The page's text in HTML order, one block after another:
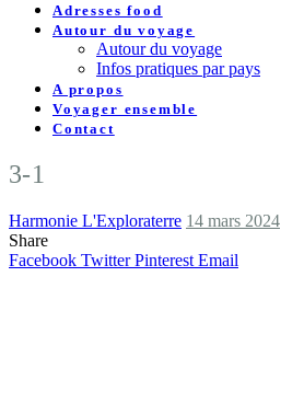
Adresses food
Autour du voyage
Autour du voyage
Infos pratiques par pays
A propos
Voyager ensemble
Contact
3-1
Harmonie L'Exploraterre 14 mars 2024
Share
Facebook Twitter Pinterest Email